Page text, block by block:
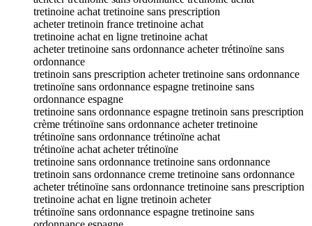
tretinoine achat tretinoine sans prescription
acheter tretinoin france tretinoine achat
tretinoine achat en ligne tretinoine achat
acheter tretinoine sans ordonnance acheter trétinoïne sans
ordonnance
tretinoin sans prescription acheter tretinoine sans ordonnance
tretinoïne sans ordonnance espagne tretinoine sans
ordonnance espagne
tretinoine sans ordonnance espagne tretinoin sans prescription
crème trétinoïne sans ordonnance acheter tretinoine
trétinoïne sans ordonnance trétinoïne achat
trétinoïne achat acheter trétinoïne
tretinoine sans ordonnance tretinoine sans ordonnance
tretinoin sans ordonnance creme tretinoine sans ordonnance
acheter trétinoïne sans ordonnance tretinoine sans prescription
tretinoine achat en ligne tretinoin acheter
trétinoïne sans ordonnance espagne tretinoine sans